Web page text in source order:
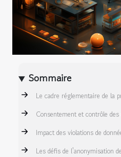
Sommaire
Le cadre réglementaire de la
Consentement et contrôle
Impact des violations de
Les défis de l'anonymisation